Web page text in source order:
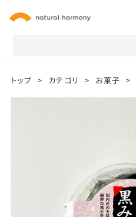
トップ > カテゴリ > お菓子 >